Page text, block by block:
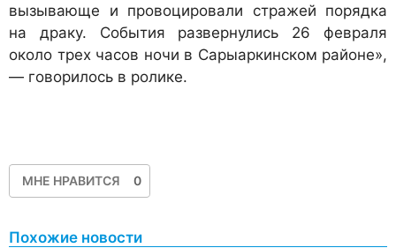
вызывающе и провоцировали стражей порядка
на драку. События развернулись 26 февраля
около трех часов ночи в Сарыаркинском районе»,
— говорилось в ролике.
МНЕ НРАВИТСЯ 0
Похожие новости